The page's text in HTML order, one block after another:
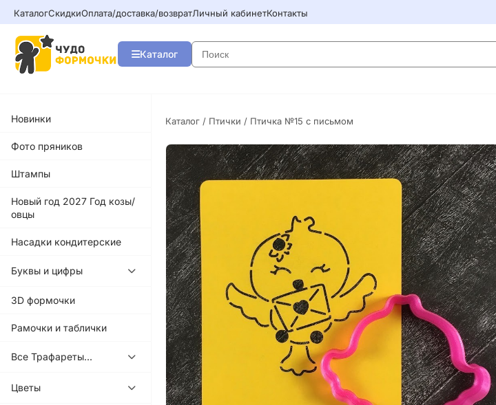
КаталогСкидкиОплата/доставка/возвратЛичный кабинетКонтакты
Каталог
Новинки
Фото пряников
Штампы
Новый год 2027 Год козы/
овцы
Насадки кондитерские
Буквы и цифры
3D формочки
Рамочки и таблички
Все Трафареты...
Цветы
Каталог / Птички / Птичка №15 с письмом